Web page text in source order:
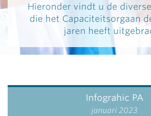
Hieronder vindt u de
die het Capaciteitsorgaan
jaren heeft
Infograhic PA
januari 2023